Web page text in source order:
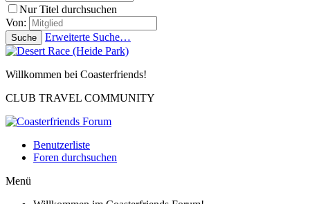
Nur Titel durchsuchen
Von:
Suche Erweiterte Suche…
Willkommen bei Coasterfriends!
CLUB TRAVEL COMMUNITY
Benutzerliste
Foren durchsuchen
Menü